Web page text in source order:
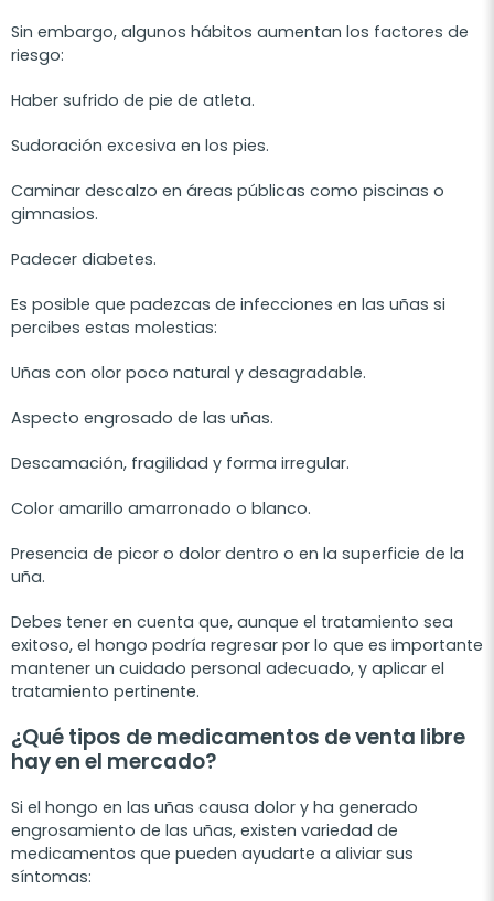
Sin embargo, algunos hábitos aumentan los factores de
riesgo:
Haber sufrido de pie de atleta.
Sudoración excesiva en los pies.
Caminar descalzo en áreas públicas como piscinas o
gimnasios.
Padecer diabetes.
Es posible que padezcas de infecciones en las uñas si
percibes estas molestias:
Uñas con olor poco natural y desagradable.
Aspecto engrosado de las uñas.
Descamación, fragilidad y forma irregular.
Color amarillo amarronado o blanco.
Presencia de picor o dolor dentro o en la superficie de la
uña.
Debes tener en cuenta que, aunque el tratamiento sea
exitoso, el hongo podría regresar por lo que es importante
mantener un cuidado personal adecuado, y aplicar el
tratamiento pertinente.
¿Qué tipos de medicamentos de venta libre
hay en el mercado?
Si el hongo en las uñas causa dolor y ha generado
engrosamiento de las uñas, existen variedad de
medicamentos que pueden ayudarte a aliviar sus
síntomas: